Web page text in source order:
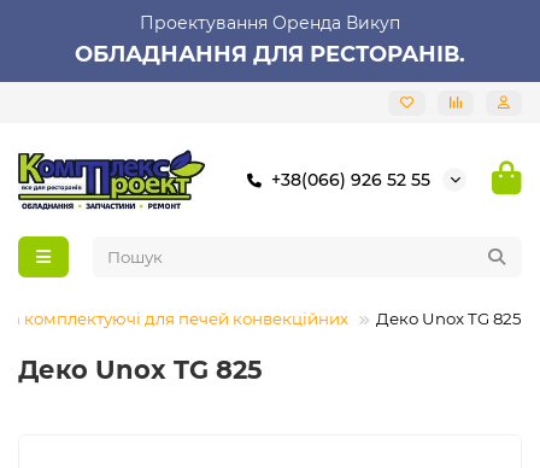
Проектування Оренда Викуп
ОБЛАДНАННЯ ДЛЯ РЕСТОРАНІВ.
+38(066) 926 52 55
комплектуючі для печей конвекційних Деко Unox TG 825
Деко Unox TG 825